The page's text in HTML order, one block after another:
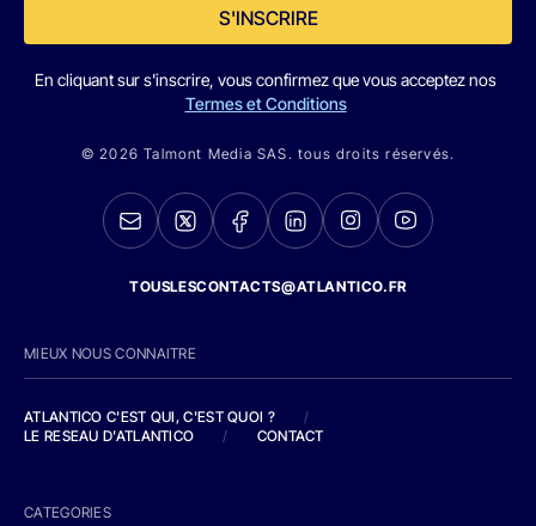
S'INSCRIRE
En cliquant sur s'inscrire, vous confirmez que vous acceptez nos
Termes et Conditions
© 2026 Talmont Media SAS. tous droits réservés.
TOUSLESCONTACTS@ATLANTICO.FR
MIEUX NOUS CONNAITRE
ATLANTICO C'EST QUI, C'EST QUOI ?
/
LE RESEAU D'ATLANTICO
/ CONTACT
CATEGORIES